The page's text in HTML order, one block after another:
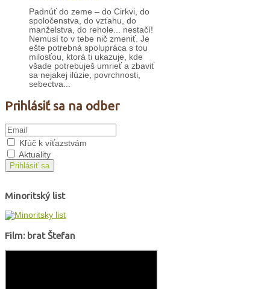
Padnúť do zeme – do Cirkvi, do
spoločenstva, do vzťahu, do
manželstva, do rehole... nestačí!
Nemusí to v tebe nič zmeniť. Je
ešte potrebná spolupráca s tou
milosťou, ktorá ti ukazuje, kde
všade potrebuješ umrieť a zbaviť
sa nejakej ilúzie, povrchnosti,
sebectva...
Prihlásiť sa na odber
Kľúč k víťazstvám
Aktuality
Prihlásiť sa
Minoritský list
Film: brat Štefan